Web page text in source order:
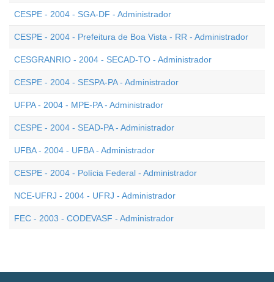
CESPE - 2004 - SGA-DF - Administrador
CESPE - 2004 - Prefeitura de Boa Vista - RR - Administrador
CESGRANRIO - 2004 - SECAD-TO - Administrador
CESPE - 2004 - SESPA-PA - Administrador
UFPA - 2004 - MPE-PA - Administrador
CESPE - 2004 - SEAD-PA - Administrador
UFBA - 2004 - UFBA - Administrador
CESPE - 2004 - Polícia Federal - Administrador
NCE-UFRJ - 2004 - UFRJ - Administrador
FEC - 2003 - CODEVASF - Administrador